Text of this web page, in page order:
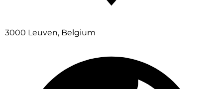
3000 Leuven, Belgium